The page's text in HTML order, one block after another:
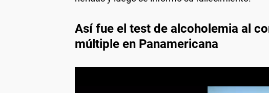
Así fue el test de alcoholemia al
múltiple en Panamericana